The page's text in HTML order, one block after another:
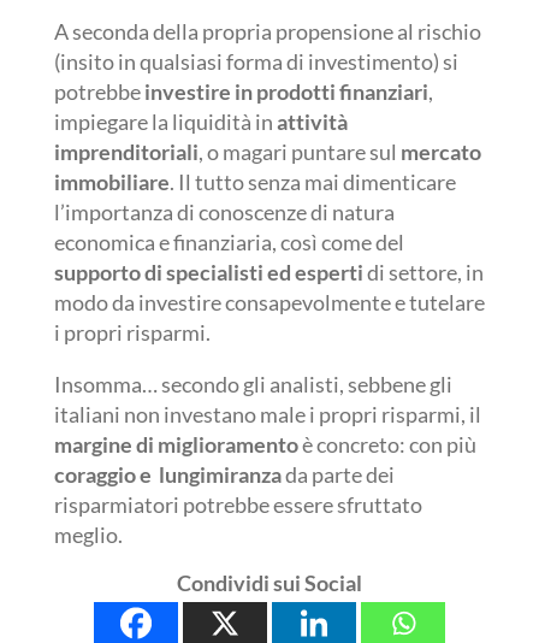
A seconda della propria propensione al rischio
(insito in qualsiasi forma di investimento) si
potrebbeinvestire in prodotti finanziari,
impiegare la liquidità inattività
imprenditoriali, o magari puntare sul mercato
immobiliare. Il tutto senza mai dimenticare
l’importanza di conoscenze di natura
economica e finanziaria, così come del
supporto di specialisti ed espertidi settore, in
modo da investire consapevolmente e tutelare
i propri risparmi.
Insomma… secondo gli analisti, sebbene gli
italiani non investano male i propri risparmi, il
margine di miglioramentoè concreto: con più
coraggio e lungimiranzada parte dei
risparmiatori potrebbe essere sfruttato
meglio.
Condividi sui Social